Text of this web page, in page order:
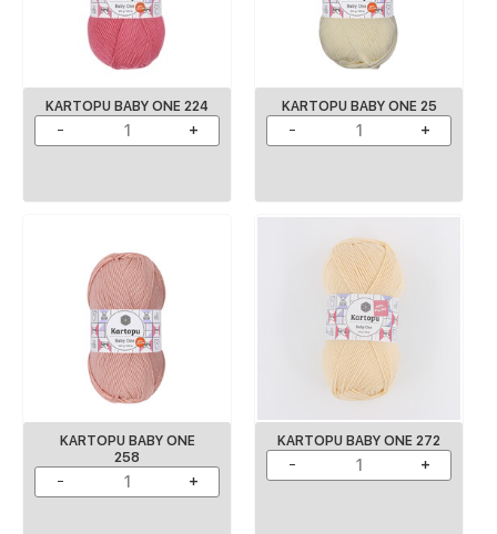
KARTOPU BABY ONE 224 KARTOPU BABY ONE 25
KARTOPU BABY ONE
258
KARTOPU BABY ONE 272